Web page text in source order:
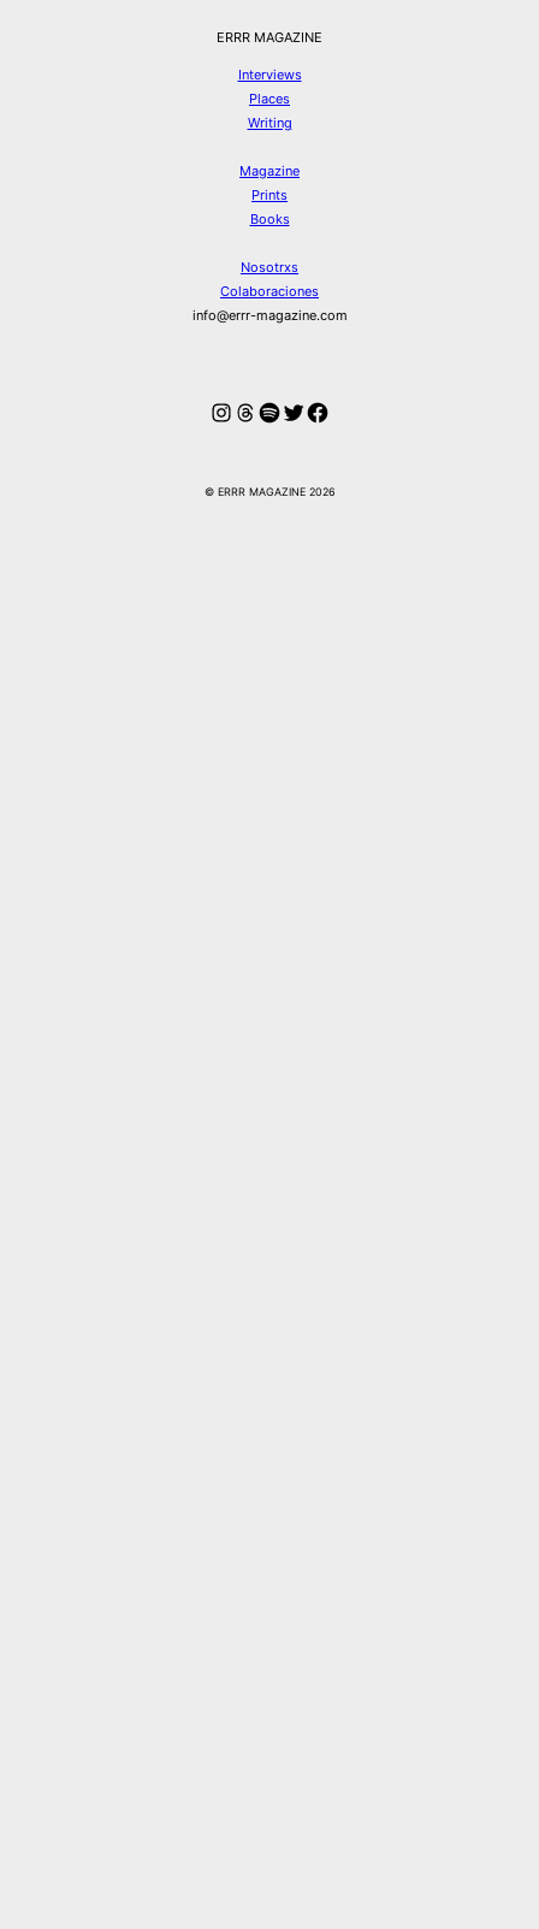
ERRR MAGAZINE
Interviews
Places
Writing
Magazine
Prints
Books
Nosotrxs
Colaboraciones
info@errr-magazine.com
Instagram
Hilos
Spotify
Twitter
Facebook
© ERRR MAGAZINE 2026